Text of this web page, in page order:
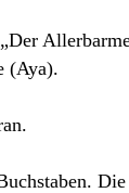
(Aya).